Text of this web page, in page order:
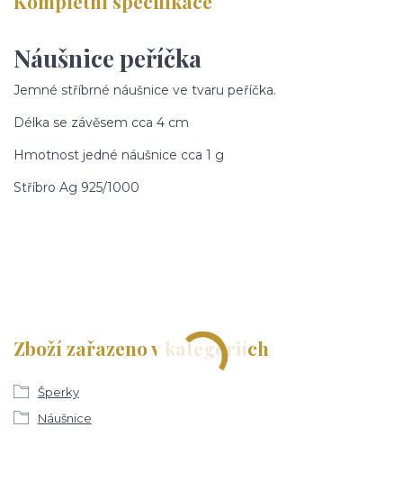
Náušnice peříčka
Jemné stříbrné náušnice ve tvaru peříčka.
Délka se závěsem cca 4 cm
Hmotnost jedné náušnice cca 1 g
Stříbro Ag 925/1000
Zboží zařazeno v kategoriích
Šperky
Náušnice